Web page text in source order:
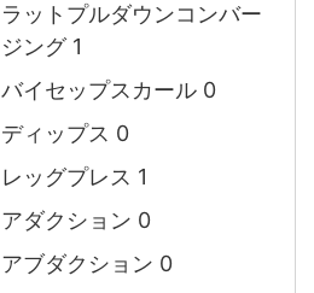
ラットプルダウンコンバー
ジング 1
バイセップスカール 0
ディップス 0
レッグプレス 1
アダクション 0
アブダクション 0